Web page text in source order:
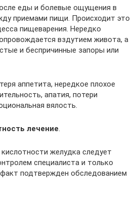
еды и болевые ощущения в
приемами пищи. Происходит это
пищеварения. Нередко
вздутием живота, а
и беспричинные запоры или
аппетита, нередкое плохое
апатия, потери
вялость.
лечение.
желудка следует
специалиста и только
подтвержден обследованием